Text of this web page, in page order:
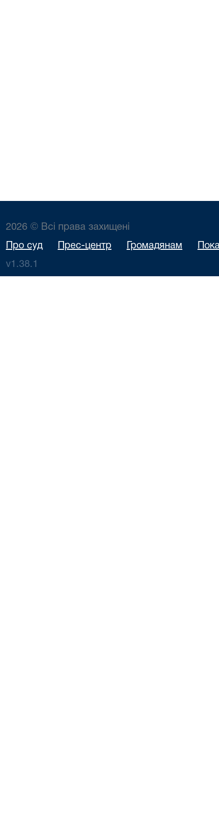
2026 © Всі права захищені
Про суд Прес-центр Громадянам
v1.38.1